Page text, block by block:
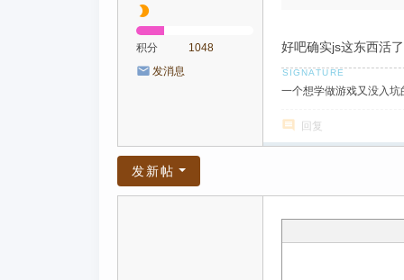
积分
1048
发消息
好吧确实js这东西活
一个想学做游戏又没入
回复
发新帖